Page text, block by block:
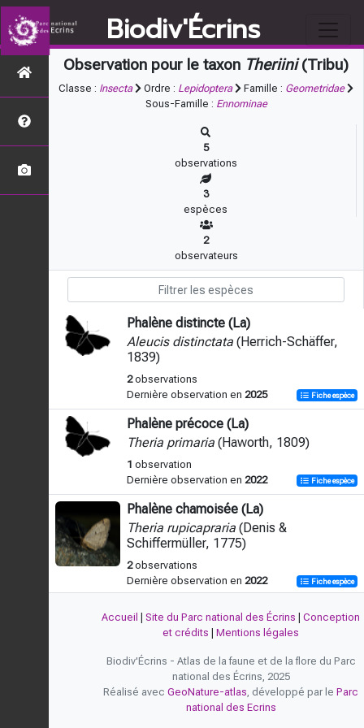
Biodiv'Écrins
Observation pour le taxon Theriini(Tribu)
Classe : Insecta Ordre : Lepidoptera Famille : Geometridae
Sous-Famille : Ennominae
5
observations
3
espèces
2
observateurs
Phalène distincte (La)
Aleucis distinctata (Herrich-Schäffer,
1839)
2observations
Dernière observation en 2025 Fiche espèce
Phalène précoce (La)
Theria primaria (Haworth, 1809)
1 observation
Dernière observation en 2022 Fiche espèce
Phalène chamoisée (La)
Theria rupicapraria (Denis &
Schiffermüller, 1775)
2observations
Dernière observation en 2022 Fiche espèce
Accueil Site du Parc national des Écrins
Conception
et crédits
Mentions légales
Biodiv'Écrins - Atlas de la faune et de la flore du Parc
national des Écrins, 2025
Réalisé avec GeoNature-atlas, développé par le Parc
national des Ecrins